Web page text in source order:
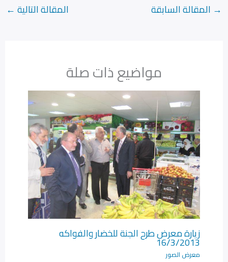
→ المقالة السابقة المقالة التالية ←
مواضيع ذات صلة
زيارة معرض طرح الجنة للخضار والفواكه
16/3/2013
معرض الصور